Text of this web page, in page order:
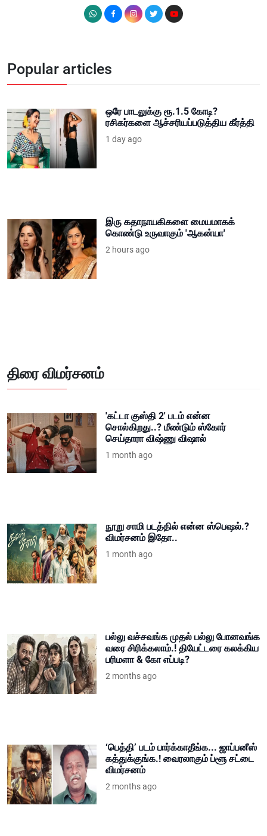
Popular articles
ஒரே பாடலுக்கு ரூ.1.5 கோடி?
ரசிகர்களை ஆச்சரியப்படுத்திய கீர்த்தி
1 day ago
இரு கதாநாயகிகளை மையமாகக்
கொண்டு உருவாகும் 'ஆகன்யா'
2 hours ago
திரை விமர்சனம்
'கட்டா குஸ்தி 2' படம் என்ன
சொல்கிறது..? மீண்டும் ஸ்கோர்
செய்தாரா விஷ்ணு விஷால்
1 month ago
நூறு சாமி படத்தில் என்ன ஸ்பெஷல்.?
விமர்சனம் இதோ..
1 month ago
பல்லு வச்சவங்க முதல் பல்லு போனவங்க
வரை சிரிக்கலாம்.! தியேட்டரை கலக்கிய
பரிமளா & கோ எப்படி?
2 months ago
‘பெத்தி’ படம் பார்க்காதீங்க... ஜாப்பனீஸ்
கத்துக்குங்க.! வைரலாகும் ப்ளூ சட்டை
விமர்சனம்
2 months ago